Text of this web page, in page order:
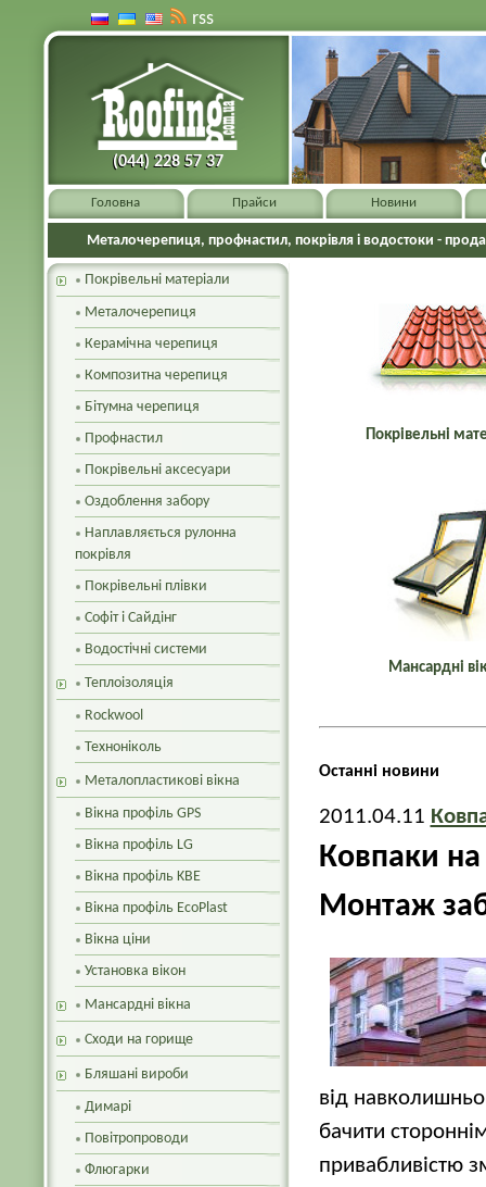
(044) 228 57 37
(044) 228 57 37
Головна Прайси Новини
Металочерепиця, профнастил, покрівля і водостоки -
Покрівельні
Мансардні
Останні новини
2011.04.11
Ковпаки на
Монтаж
від
бачити
привабливістю
Покрівельні матеріали
Металочерепиця
Керамічна черепиця
Композитна черепиця
Бітумна черепиця
Профнастил
Покрівельні аксесуари
Оздоблення забору
Наплавляється рулонна
покрівля
Покрівельні плівки
Софіт і Сайдінг
Водостічні системи
Теплоізоляція
Rockwool
Техноніколь
Металопластикові вікна
Вікна профіль GPS
Вікна профіль LG
Вікна профіль KBE
Вікна профіль EcoPlast
Вікна ціни
Установка вікон
Мансардні вікна
Сходи на горище
Бляшані вироби
Димарі
Повітропроводи
Флюгарки
rss